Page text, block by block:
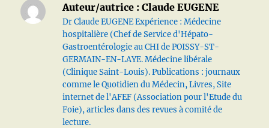
Auteur/autrice : Claude EUGENE
Dr Claude EUGENE Expérience : Médecine
hospitalière (Chef de Service d'Hépato-
Gastroentérologie au CHI de POISSY-ST-
GERMAIN-EN-LAYE. Médecine libérale
(Clinique Saint-Louis). Publications : journaux
comme le Quotidien du Médecin, Livres, Site
internet de l'AFEF (Association pour l'Etude du
Foie), articles dans des revues à comité de
lecture.